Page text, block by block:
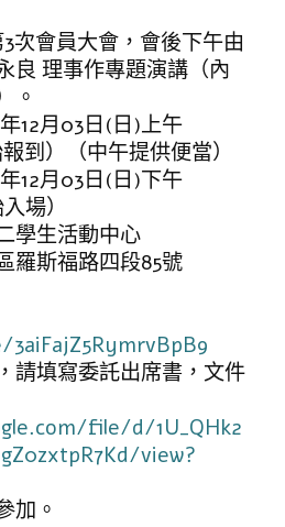
次會員大會，會後下午由
良 理事作專題演講（內
。
12月03日(日)上午
到）（中午提供便當）
12月03日(日)下午
場）
學生活動中心
羅斯福路四段85號
請填寫委託出席書，文件
file/d/1U_QHk2
view?
加。